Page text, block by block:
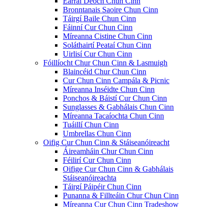
Bronntanais Saoire Chun Cinn
Táirgí Baile Chun Cinn
Fáinní Cur Chun Cinn
Míreanna Cistine Chun Cinn
Soláthairtí Peataí Chun Cinn
Uirlisí Cur Chun Cinn
Fóillíocht Chur Chun Cinn & Lasmuigh
Blaincéid Chur Chun Cinn
Cur Chun Cinn Campála & Picnic
Míreanna Inséidte Chun Cinn
Ponchos & Báistí Cur Chun Cinn
Sunglasses & Gabhálais Chun Cinn
Míreanna Tacaíochta Chun Cinn
Tuáillí Chun Cinn
Umbrellas Chun Cinn
Oifig Cur Chun Cinn & Stáiseanóireacht
Áireamháin Chur Chun Cinn
Féilirí Cur Chun Cinn
Oifige Cur Chun Cinn & Gabhálais
Stáiseanóireachta
Táirgí Páipéir Chun Cinn
Punanna & Fillteáin Chur Chun Cinn
Míreanna Cur Chun Cinn Tradeshow